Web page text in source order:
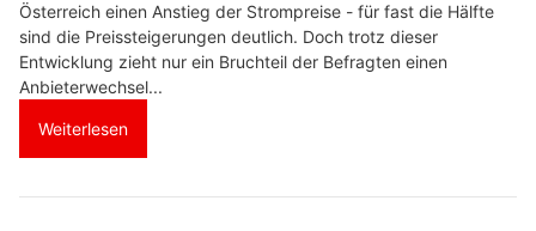
Österreich einen Anstieg der Strompreise - für fast die Hälfte
sind die Preissteigerungen deutlich. Doch trotz dieser
Entwicklung zieht nur ein Bruchteil der Befragten einen
Anbieterwechsel...
Weiterlesen